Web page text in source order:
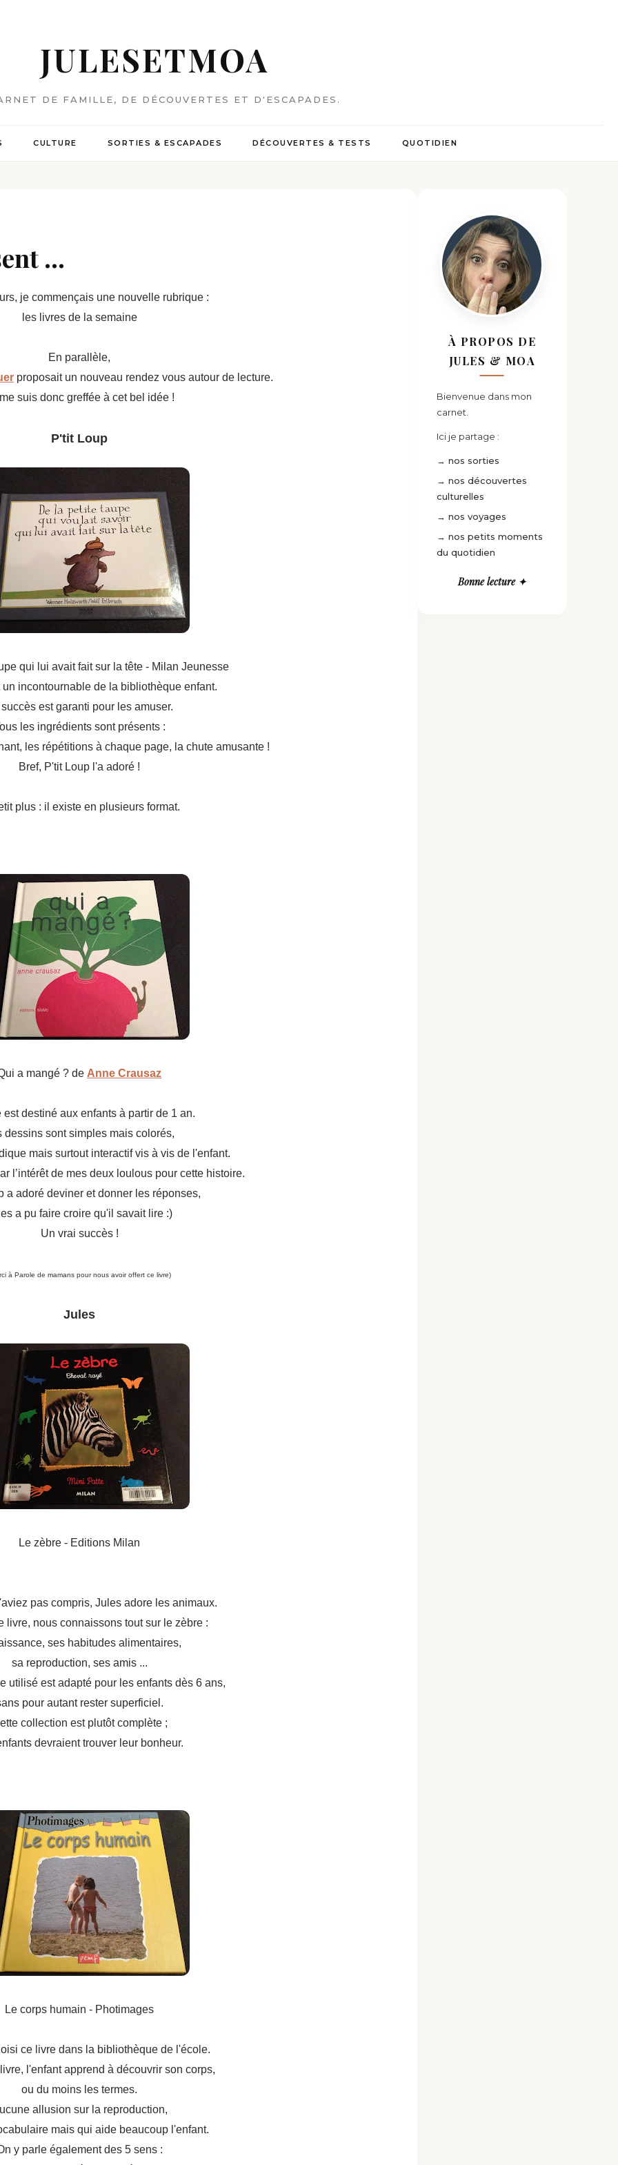
JULESETMOA
DE FAMILLE, DE DÉCOUVERTES ET D'ESCAPADES.
CULTURE SORTIES & ESCAPADES DÉCOUVERTES & TESTS QUOTIDIEN
...
je commençais une nouvelle rubrique :
les livres de la semaine
En parallèle,
proposait un nouveau rendez vous autour de lecture.
suis donc greffée à cet bel idée !
P'tit Loup
qui lui avait fait sur la tête - Milan Jeunesse
incontournable de la bibliothèque enfant.
est garanti pour les amuser.
les ingrédients sont présents :
les répétitions à chaque page, la chute amusante !
Bref, P'tit Loup l'a adoré !
plus : il existe en plusieurs format.
a mangé ? de Anne Crausaz
est destiné aux enfants à partir de 1 an.
dessins sont simples mais colorés,
mais surtout interactif vis à vis de l'enfant.
l’intérêt de mes deux loulous pour cette histoire.
a adoré deviner et donner les réponses,
a pu faire croire qu'il savait lire :)
Un vrai succès !
à Parole de mamans pour nous avoir offert ce livre)
Jules
Le zèbre - Editions Milan
pas compris, Jules adore les animaux.
livre, nous connaissons tout sur le zèbre :
ses habitudes alimentaires,
sa reproduction, ses amis ...
utilisé est adapté pour les enfants dès 6 ans,
pour autant rester superficiel.
collection est plutôt complète ;
devraient trouver leur bonheur.
Le corps humain - Photimages
ce livre dans la bibliothèque de l'école.
l'enfant apprend à découvrir son corps,
ou du moins les termes.
allusion sur la reproduction,
mais qui aide beaucoup l'enfant.
y parle également des 5 sens :
À PROPOS DE
JULES & MOA
Bienvenue dans mon
carnet.
Ici je partage :
→ nos sorties
→ nos découvertes
culturelles
→ nos voyages
→ nos petits moments
du quotidien
Bonne lecture ✦